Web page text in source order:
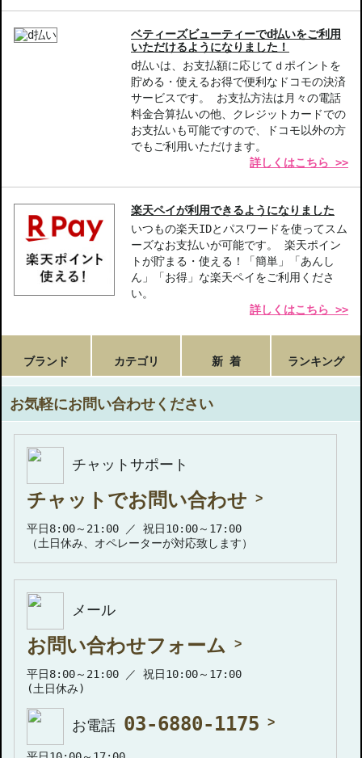
ベティーズビューティーでd払いをご利用
いただけるようになりました！
d払いは、お支払額に応じてｄポイントを
貯める・使えるお得で便利なドコモの決済
サービスです。 お支払方法は月々の電話
料金合算払いの他、クレジットカードでの
お支払いも可能ですので、ドコモ以外の方
でもご利用いただけます。
詳しくはこちら >>
楽天ペイが利用できるようになりました
いつもの楽天IDとパスワードを使ってスム
ーズなお支払いが可能です。 楽天ポイン
トが貯まる・使える！「簡単」「あんし
ん」「お得」な楽天ペイをご利用くださ
い。
詳しくはこちら >>
ブランド カテゴリ 新 着 ランキング
お気軽にお問い合わせください
チャットサポート
チャットでお問い合わせ
平日8:00～21:00 ／ 祝日10:00～17:00
（土日休み、オペレーターが対応致します）
メール
お問い合わせフォーム
平日8:00～21:00 ／ 祝日10:00～17:00
(土日休み)
お電話 03-6880-1175